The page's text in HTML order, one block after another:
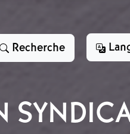
Recherche